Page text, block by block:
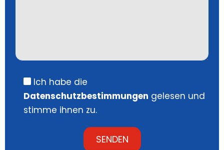
Ich habe die
Datenschutzbestimmungen gelesen und
stimme ihnen zu.